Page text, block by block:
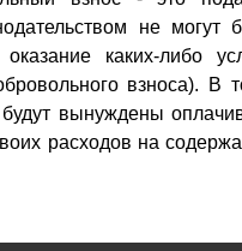
не могут
каких-либо
взноса). В
вынуждены
расходов на